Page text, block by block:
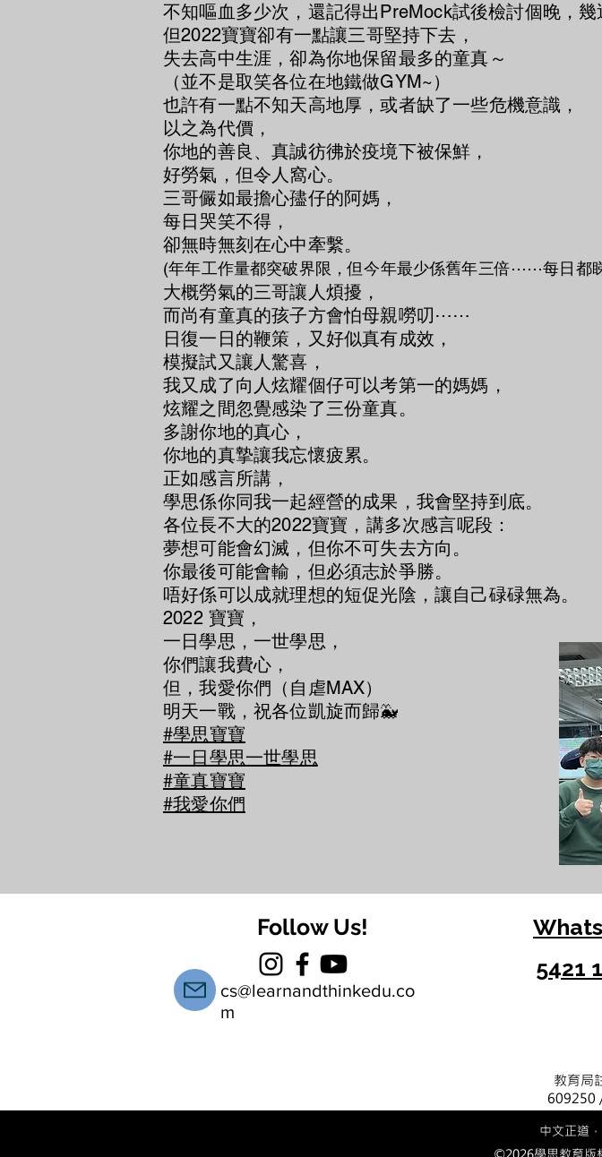
不知嘔血多少次，還記得出PreMock試後檢討個晚，
但2022寶寶卻有一點讓三哥堅持下去，
失去高中生涯，卻為你地保留最多的童真～
（並不是取笑各位在地鐵做GYM~）
也許有一點不知天高地厚，或者缺了一些危機意識，
以之為代價，
你地的善良、真誠彷彿於疫境下被保鮮，
好勞氣，但令人窩心。
三哥儼如最擔心孻仔的阿媽，
每日哭笑不得，
卻無時無刻在心中牽繫。
(年年工作量都突破界限，但今年最少係舊年三倍⋯⋯每日都
大概勞氣的三哥讓人煩擾，
而尚有童真的孩子方會怕母親嘮叨⋯⋯
日復一日的鞭策，又好似真有成效，
模擬試又讓人驚喜，
我又成了向人炫耀個仔可以考第一的媽媽，
炫耀之間忽覺感染了三份童真。
多謝你地的真心，
你地的真摯讓我忘懷疲累。
正如感言所講，
學思係你同我一起經營的成果，我會堅持到底。
各位長不大的2022寶寶，講多次感言呢段：
夢想可能會幻滅，但你不可失去方向。
你最後可能會輸，但必須志於爭勝。
唔好係可以成就理想的短促光陰，讓自己碌碌無為。
2022 寶寶，
一日學思，一世學思，
你們讓我費心，
但，我愛你們（自虐MAX）
明天一戰，祝各位凱旋而歸🐳
#學思寶寶
#一日學思一世學思
#童真寶寶
#我愛你們
Follow Us!
cs@learnandthinkedu.co
m
5421
教育局
609250
中文正道